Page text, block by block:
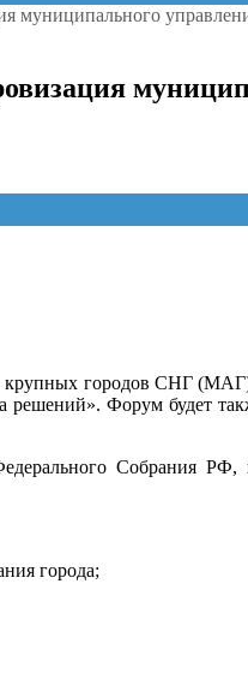
городов СНГ
Форум будет
Собрания
города;